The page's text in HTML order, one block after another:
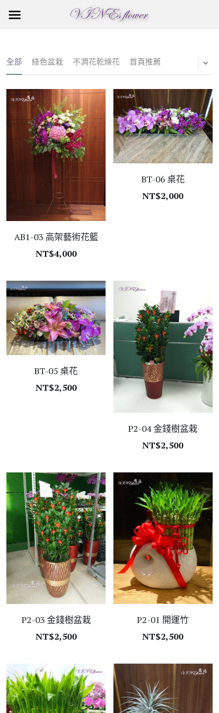
關於青藤
花禮訂購
花束盆花桌花
蘭花花禮
特殊造型蘭花
多肉造型盆栽
造型組合盆景
綠色盆栽
高架藝術花籃
不凋花乾燥花
花藝教室
聯繫我們
訂購須知
全部 綠色盆栽 不凋花乾燥花 首頁推薦
AB1-03 高架藝術花籃
NT$4,000
BT-06 桌花
NT$2,000
BT-05 桌花
NT$2,500
P2-04 金錢樹盆栽
NT$2,500
P2-03 金錢樹盆栽
NT$2,500
P2-01 開運竹
NT$2,500
商品分類
不凋花乾燥花
首頁推薦
追思花籃
喜慶花籃
多肉造型盆栽
造型組合盆景
特殊造型蘭花
蘭花花禮
花束盆花桌花